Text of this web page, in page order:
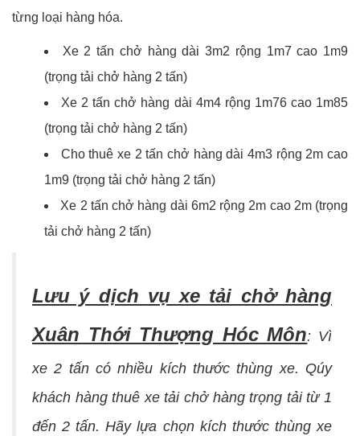
từng loại hàng hóa.
Xe 2 tấn chở hàng dài 3m2 rộng 1m7 cao 1m9
(trọng tải chở hàng 2 tấn)
Xe 2 tấn chở hàng dài 4m4 rộng 1m76 cao 1m85
(trọng tải chở hàng 2 tấn)
Cho thuê xe 2 tấn chở hàng dài 4m3 rộng 2m cao
1m9 (trọng tải chở hàng 2 tấn)
Xe 2 tấn chở hàng dài 6m2 rộng 2m cao 2m (trọng
tải chở hàng 2 tấn)
Lưu ý dịch vụ xe tải chở hàng
Xuân Thới Thượng Hóc Môn: Vì
xe 2 tấn có nhiều kích thước thùng xe. Qúy
khách hàng thuê xe tải chở hàng trọng tải từ 1
đến 2 tấn. Hãy lựa chọn kích thước thùng xe